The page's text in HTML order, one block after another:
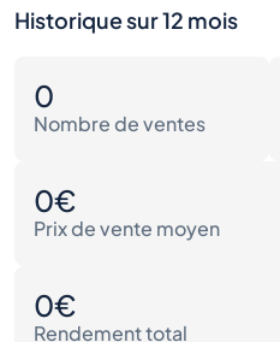
Historique sur 12 mois
0
Nombre de ventes
0€
Prix de vente moyen
0€
Rendement total